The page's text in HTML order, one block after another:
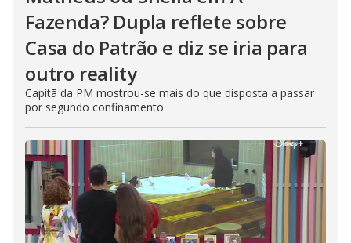
Fazenda? Dupla reflete sobre
Casa do Patrão e diz se iria para
outro reality
Capitã da PM mostrou-se mais do que disposta a passar
por segundo confinamento